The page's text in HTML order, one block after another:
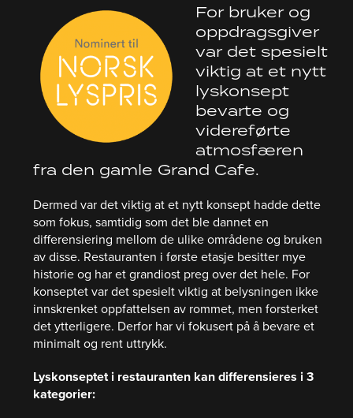
For bruker og
oppdragsgiver
var det spesielt
viktig at et nytt
lyskonsept
bevarte og
videreførte
atmosfæren
fra den gamle Grand Cafe.
Dermed var det viktig at et nytt konsept hadde dette
som fokus, samtidig som det ble dannet en
differensiering mellom de ulike områdene og bruken
av disse. Restauranten i første etasje besitter mye
historie og har et grandiost preg over det hele. For
konseptet var det spesielt viktig at belysningen ikke
innskrenket oppfattelsen av rommet, men forsterket
det ytterligere. Derfor har vi fokusert på å bevare et
minimalt og rent uttrykk.
Lyskonseptet i restauranten kan differensieres i 3
kategorier: